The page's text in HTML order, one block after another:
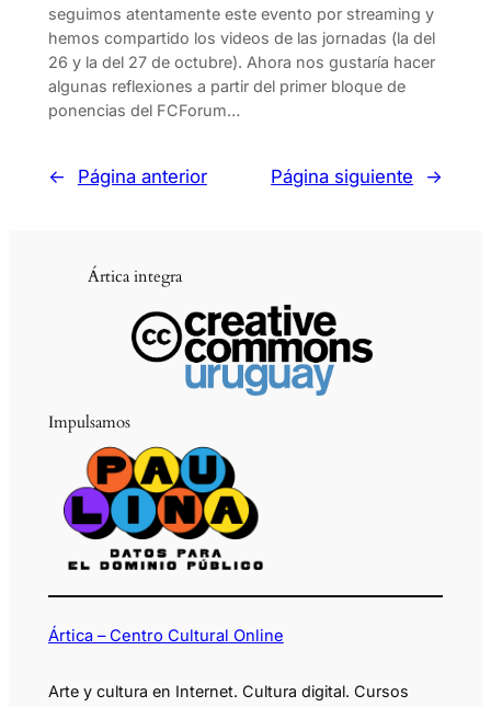
seguimos atentamente este evento por streaming y
hemos compartido los videos de las jornadas (la del
26 y la del 27 de octubre). Ahora nos gustaría hacer
algunas reflexiones a partir del primer bloque de
ponencias del FCForum…
← Página anterior Página siguiente →
Ártica integra
Impulsamos
Ártica – Centro Cultural Online
Arte y cultura en Internet. Cultura digital. Cursos